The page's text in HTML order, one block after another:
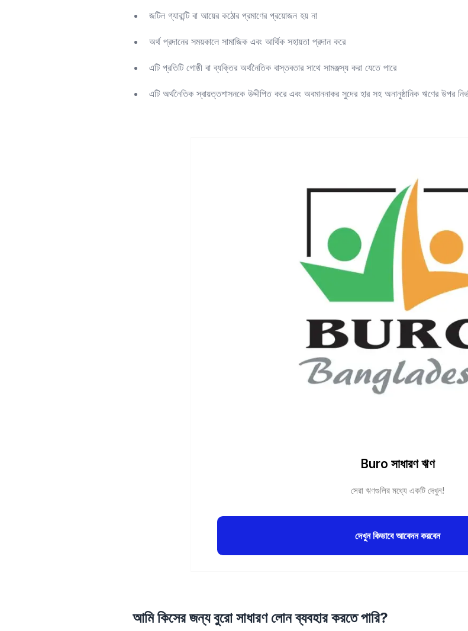
জটিল গ্যারান্টি বা আয়ের কঠোর প্রমাণের প্রয়োজন হয় না
অর্থ প্রদানের সময়কালে সামাজিক এবং আর্থিক সহায়তা প্রদান করে
এটি প্রতিটি গোষ্ঠী বা ব্যক্তির অর্থনৈতিক বাস্তবতার সাথে সামঞ্জস্য করা যেতে পারে
এটি অর্থনৈতিক স্বায়ত্তশাসনকে উদ্দীপিত করে এবং অবমাননাকর সুদের হার সহ অনানুষ্ঠানিক ঋণের উপর
Buro সাধারণ ঋণ
সেরা ঋণগুলির মধ্যে একটি দেখুন!
দেখুন কিভাবে আবেদন করবেন
আমি কিসের জন্য বুরো সাধারণ লোন ব্যবহার করতে পারি?